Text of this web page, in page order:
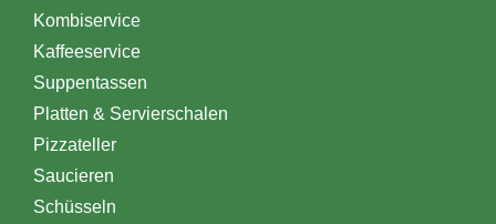
Kombiservice
Kaffeeservice
Suppentassen
Platten & Servierschalen
Pizzateller
Saucieren
Schüsseln